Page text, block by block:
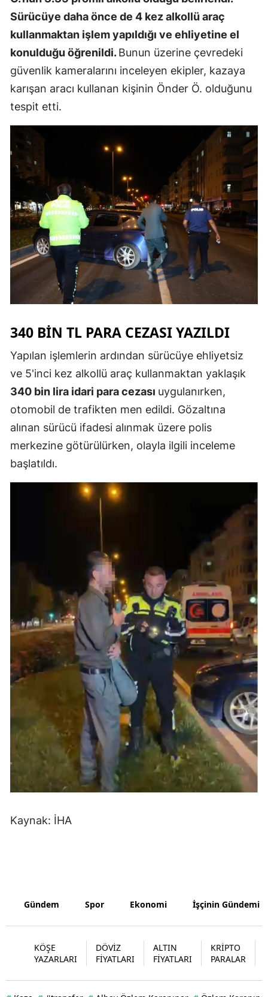
Mardin
Muğla
Nevşehir
Ordu
Rize
Sakarya
Samsun
Siirt
Sinop
Tokat
Trabzon
Tunceli
Şanlıurfa
Yozgat
Zonguldak
Aksaray
Bayburt
Karaman
Kırıkkale
Batman
Şırnak
Bartın
Ardahan
Iğdır
Yalova
Karabük
Sürücüye daha önce de 4 kez alkollü araç
kullanmaktan işlem yapıldığı ve ehliyetine el
konulduğu öğrenildi.Bunun üzerine çevredeki
güvenlik kameralarını inceleyen ekipler, kazaya
karışan aracı kullanan kişinin Önder Ö. olduğunu
tespit etti.
340 BIN TL PARA CEZASI YAZILDI
Yapılan işlemlerin ardından sürücüye ehliyetsiz
ve 5'inci kez alkollü araç kullanmaktan yaklaşık
340 bin lira idari para cezası uygulanırken,
otomobil de trafikten men edildi. Gözaltına
alınan sürücü ifadesi alınmak üzere polis
merkezine götürülürken, olayla ilgili inceleme
başlatıldı.
Kaynak: İHA
Gündem Spor Ekonomi İşçinin Gündemi
KÖŞE
YAZARLARI
DÖVİZ
FİYATLARI
ALTIN
FİYATLARI
KRİPTO
PARALAR